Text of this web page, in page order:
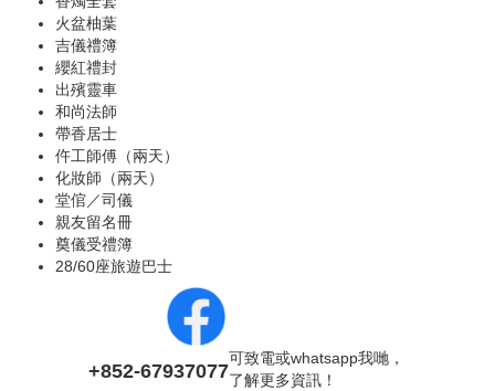
火盆柚葉
吉儀禮簿
纓紅禮封
出殯靈車
和尚法師
‍帶香居士
仵工師傅（兩天）
化妝師（兩天）
堂倌／司儀
親友留名冊
奠儀受禮簿
28/60座旅遊巴士
+852-67937077
可致電或whatsapp我哋，
了解更多資訊！